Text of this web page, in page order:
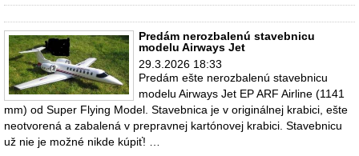
Predám nerozbalenú stavebnicu
modelu Airways Jet
29.3.2026 18:33
Predám ešte nerozbalenú stavebnicu
modelu Airways Jet EP ARF Airline (1141
mm) od Super Flying Model. Stavebnica je v originálnej krabici, ešte
neotvorená a zabalená v prepravnej kartónovej krabici. Stavebnicu
už nie je možné nikde kúpiť! …